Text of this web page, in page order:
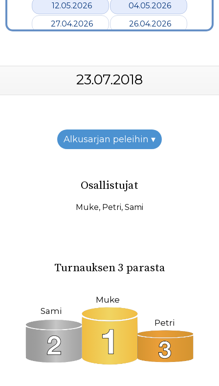
12.05.2026
04.05.2026
27.04.2026
26.04.2026
28.03.2026
24.03.2026
19.03.2026
12.03.2026
26.02.2026
24.02.2026
22.02.2026
19.02.2026
31.01.2026
27.01.2026
19.01.2026
17.01.2026
27.09.2025
22.09.2025
19.09.2025
11.09.2025
09.09.2025
31.08.2025
23.07.2018
Alkusarjan peleihin ▾
Osallistujat
Muke, Petri, Sami
Turnauksen 3 parasta
Muke
Sami
Petri